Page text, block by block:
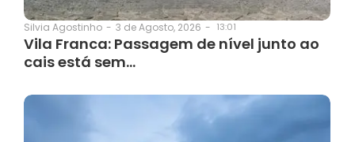
Silvia Agostinho - 3 de Agosto, 2026 - 13:01
Vila Franca: Passagem de nível junto ao
cais está sem…